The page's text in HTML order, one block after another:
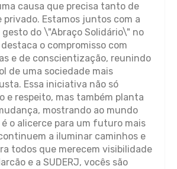
causa que precisa tanto de
privado. Estamos juntos com a
gesto do \"Abraço Solidário\" no
o compromisso com
e de conscientização, reunindo
de uma sociedade mais
Essa iniciativa não só
e respeito, mas também planta
mostrando ao mundo
o alicerce para um futuro mais
a iluminar caminhos e
todos que merecem visibilidade
e a SUDERJ, vocês são